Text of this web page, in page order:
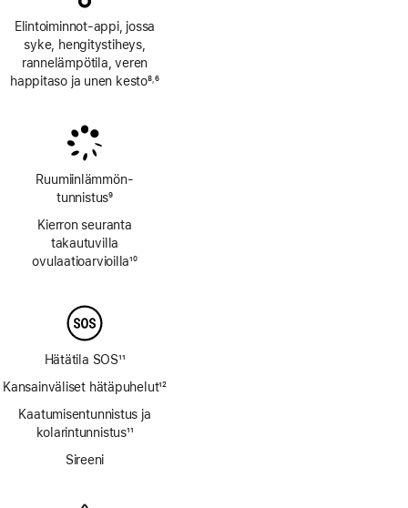
Elintoiminnot-appi, jossa
syke, hengitys­tiheys,
rannelämpötila, veren
happitaso ja unen kesto8,6
Ruumiinlämmön­
tunnistus9
Kierron seuranta
takautuvilla
ovulaatioarvioilla10
Hätätila SOS11
Kansainväliset hätäpuhelut12
Kaatumisen­tunnistus ja
kolarin­tunnistus11
Sireeni